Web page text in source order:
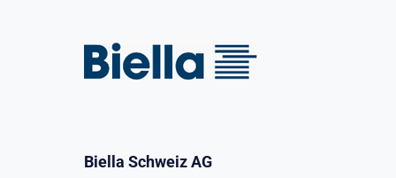
Biella Schweiz AG